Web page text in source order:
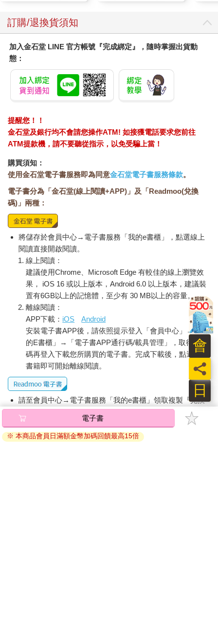
訂購/退換貨須知
加入金石堂 LINE 官方帳號『完成綁定』，隨時掌握出貨動
態：
提醒您！！
金石堂及銀行均不會請您操作ATM! 如接獲電話要求您前往
ATM提款機，請不要聽從指示，以免受騙上當！
購買須知：
使用金石堂電子書服務即為同意金石堂電子書服務條款。
電子書分為「金石堂(線上閱讀+APP)」及「Readmoo(兌換
碼)」兩種：
將儲存於會員中心→電子書服務「我的e書櫃」，點選線上
閱讀直接開啟閱讀。
線上閱讀：
建議使用Chrome、Microsoft Edge 有較佳的線上瀏覽效
果， iOS 16 或以上版本，Android 6.0 以上版本，建議裝
置有6GB以上的記憶體，至少有 30 MB以上的容量。
離線閱讀：
APP下載： iOS
Android
安裝電子書APP後，請依照提示登入「會員中心」→「我
的E書櫃」→「電子書APP通行碼/載具管理」，取得通行
碼再登入下載您所購買的電子書。完成下載後，點選任一
書籍即可開始離線閱讀。
請至會員中心→電子書服務「我的e書櫃」領取複製『兌換
碼』至電子書服務商Readmoo進行兌換。
退換貨須知：
因版權保護，您在金石堂所購買的電子書僅能以金石堂專屬
電子書
※ 本商品會員日滿額金幣加碼回饋最高15倍
日
員
會